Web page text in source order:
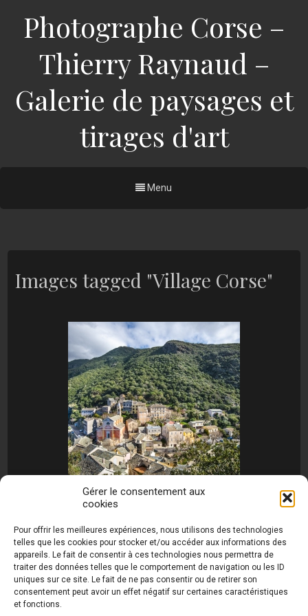
Gérer le consentement aux
cookies
Pour offrir les meilleures expériences, nous utilisons des technologies
telles que les cookies pour stocker et/ou accéder aux informations des
appareils. Le fait de consentir à ces technologies nous permettra de
traiter des données telles que le comportement de navigation ou les ID
uniques sur ce site. Le fait de ne pas consentir ou de retirer son
consentement peut avoir un effet négatif sur certaines caractéristiques
et fonctions.
Photographe Corse –
Thierry Raynaud –
Galerie de paysages et
tirages d'art
Menu
Images tagged "Village Corse"